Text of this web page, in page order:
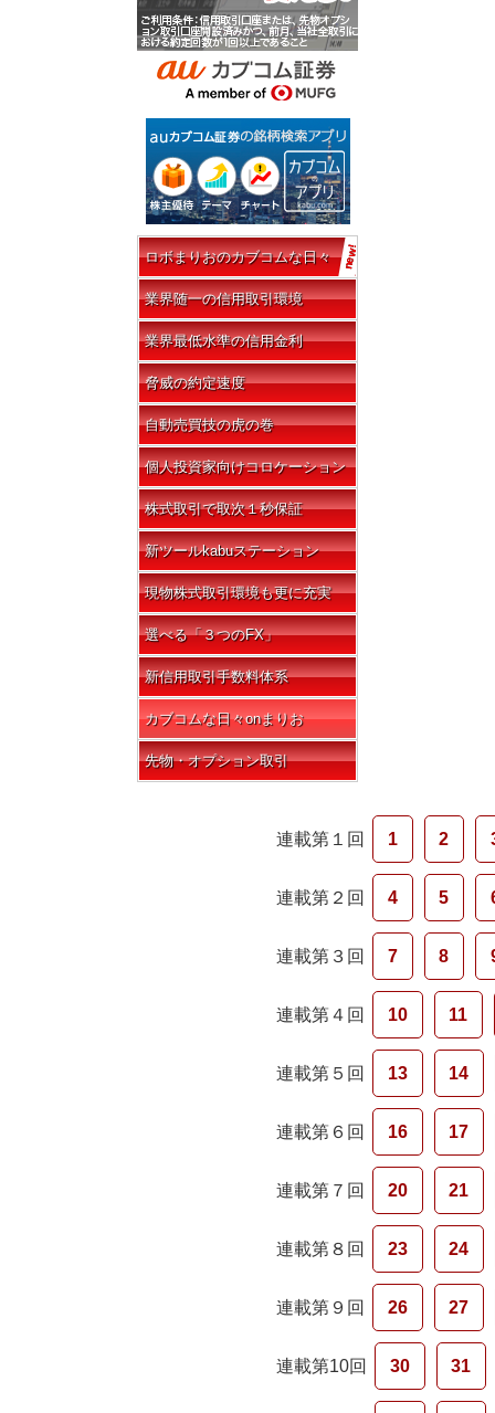
ロボまりおのカブコムな日々
業界随一の信用取引環境
業界最低水準の信用金利
脅威の約定速度
自動売買技の虎の巻
個人投資家向けコロケーション
株式取引で取次１秒保証
新ツールkabuステーション
現物株式取引環境も更に充実
選べる「３つのFX」
新信用取引手数料体系
カブコムな日々onまりお
先物・オプション取引
連載第１回 1 2
連載第２回 4 5
連載第３回 7 8
連載第４回 10 11
連載第５回 13 14
連載第６回 16 17
連載第７回 20 21
連載第８回 23 24
連載第９回 26 27
連載第10回 30 31